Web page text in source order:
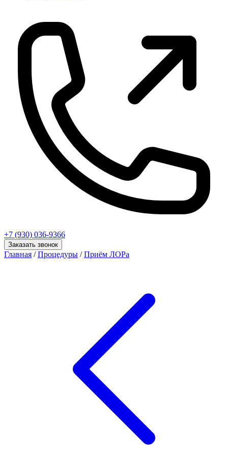
+7 (930) 036-9366
Заказать звонок
Главная /Процедуры /Приём ЛОРа